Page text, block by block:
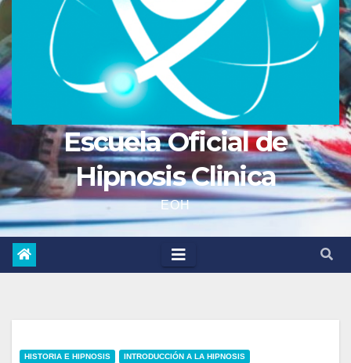
Escuela Oficial de
Hipnosis Clinica
EOH
HISTORIA E HIPNOSIS INTRODUCCIÓN A LA HIPNOSIS